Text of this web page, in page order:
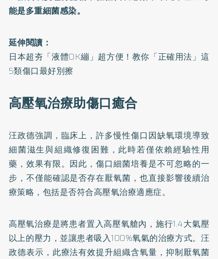
能是多重細菌感染。
延伸閱讀：
日本超夯「液體OK繃」超方便！教你「正確用法」這
5類傷口最好別擦
高壓氧治療助傷口癒合
汪政德強調，臨床上，許多慢性傷口因缺氧環境導致
細菌滋生與組織修復困難，此時若僅依賴經驗性用
藥，效果有限。因此，傷口細菌培養是不可忽略的一
步，不僅能確認是否存在厭氧菌，也直接影響後續治
療策略，包括是否符合高壓氧治療適應症。
高壓氧治療是將患者置入高壓氧艙內，施行1.4大氣壓
以上的壓力，並讓患者吸入100%氧氣的治療方式。汪
政德表示，此療法有效提升組織含氧量，抑制厭氧菌